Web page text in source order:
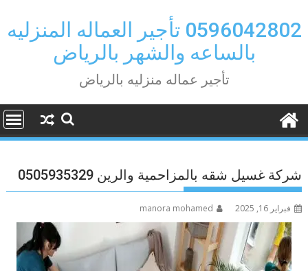
to
content
0596042802 تأجير العماله المنزليه
بالساعه والشهر بالرياض
تأجير عماله منزليه بالرياض
شركة غسيل شقه بالمزاحمية والرين 0505935329
فبراير 16, 2025 manora mohamed